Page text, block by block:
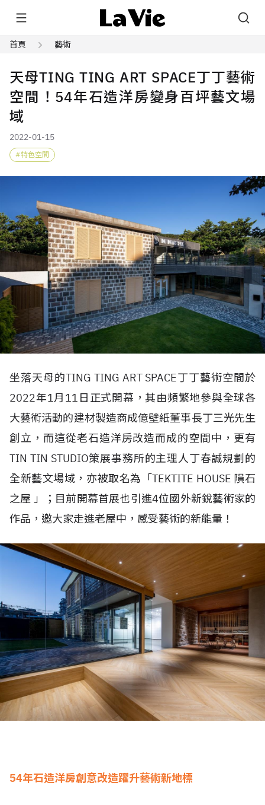
首頁 藝術
天母TING TING ART SPACE丁丁藝術
空間！54年石造洋房變身百坪藝文場
域
2022-01-15
特色空間
坐落天母的TING TING ART SPACE丁丁藝術空間於
2022年1月11日正式開幕，其由頻繁地參與全球各
大藝術活動的建材製造商成億壁紙董事長丁三光先生
創立，而這從老石造洋房改造而成的空間中，更有
TIN TIN STUDIO策展事務所的主理人丁春誠規劃的
全新藝文場域，亦被取名為「TEKTITE HOUSE 隕石
之屋 」；目前開幕首展也引進4位國外新銳藝術家的
作品，邀大家走進老屋中，感受藝術的新能量！
54年石造洋房創意改造躍升藝術新地標